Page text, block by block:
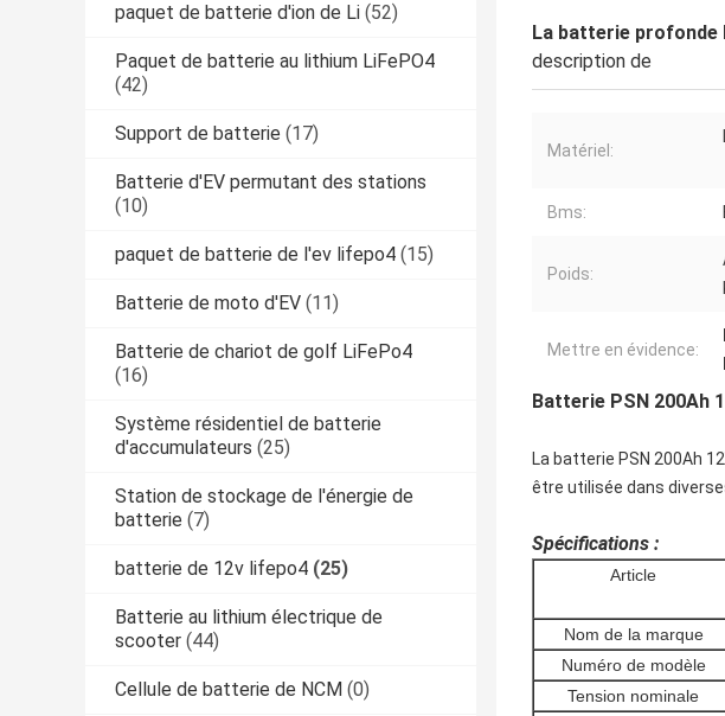
paquet de batterie d'ion de Li (52)
Paquet de batterie au lithium LiFePO4
(42)
Support de batterie (17)
Batterie d'EV permutant des stations
(10)
paquet de batterie de l'ev lifepo4 (15)
Batterie de moto d'EV (11)
Batterie de chariot de golf LiFePo4
(16)
Système résidentiel de batterie
d'accumulateurs (25)
Station de stockage de l'énergie de
batterie (7)
batterie de 12v lifepo4 (25)
Batterie au lithium électrique de
scooter (44)
Cellule de batterie de NCM (0)
La batterie profonde
description de
Matériel:
Bms:
Poids:
Mettre en évidence:
Batterie PSN 200Ah
La batterie PSN 200Ah
être utilisée dans
Spécifications :
Article
Nom de la marque
Numéro de modèle
Tension nominale